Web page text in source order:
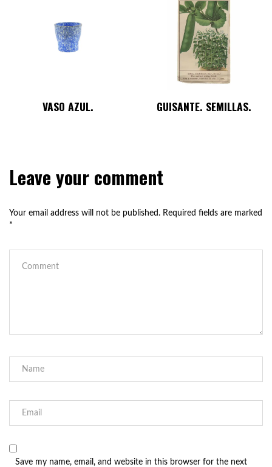
VASO AZUL. GUISANTE. SEMILLAS.
Leave your comment
Your email address will not be published. Required fields are marked
*
Save my name, email, and website in this browser for the next